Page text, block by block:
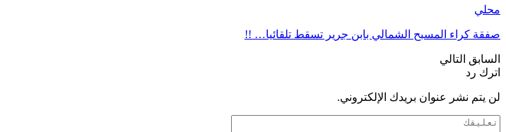
محلي
صفقة كراء المسبح الشمالي بابن جرير تسقط تلقائيا… !!
السابق التالي
اترك رد
لن يتم نشر عنوان بريدك الإلكتروني.